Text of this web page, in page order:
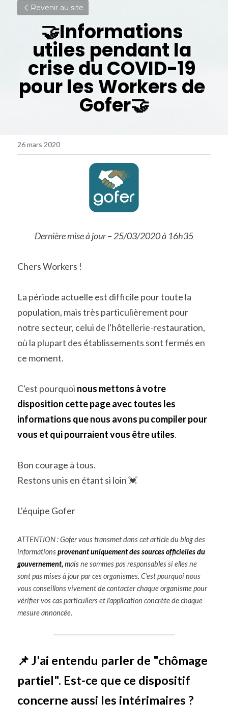
Revenir au site
🤝Informations
utiles pendant la
crise du COVID-19
pour les Workers de
Gofer🤝
26 mars 2020
Dernière mise à jour – 25/03/2020 à 16h35
Chers Workers !
La période actuelle est difficile pour toute la
population, mais très particulièrement pour
notre secteur, celui de l'hôtellerie-restauration,
où la plupart des établissements sont fermés en
ce moment.
C'est pourquoi nous mettons à votre
disposition cette page avec toutes les
informations que nous avons pu compiler pour
vous et qui pourraient vous être utiles.
Bon courage à tous.
Restons unis en étant si loin 💓
L'équipe Gofer
ATTENTION : Gofer vous transmet dans cet article du blog des
informations provenant uniquement des sources officielles du
gouvernement, maisne sommes pas responsables si elles ne
sont pas mises à jour par ces organismes. C'est pourquoi nous
vous conseillons vivement de contacter chaque organisme pour
vérifier vos cas particuliers et l'application concrète de chaque
mesure annoncée.
📌 J'ai entendu parler de "chômage
partiel". Est-ce que ce dispositif
concerne aussi les intérimaires ?